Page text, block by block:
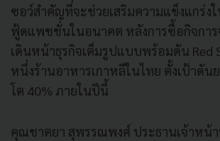
ซอว์สำคัญที่จะช่วยเสริมความแข็งแกร่ง
ฟู้ดแพชชั่นในอนาคต หลังการซื้อกิจกา
เดินหน้าธุรกิจเต็มรูปแบบพร้อมดัน Red
หนึ่งร้านอาหารเกาหลีในไทย ตั้งเป้าดัน
โต 40% ภายในปีนี้
คุณชาตยา สุพรรณพงศ์ ประธานเจ้าหน้